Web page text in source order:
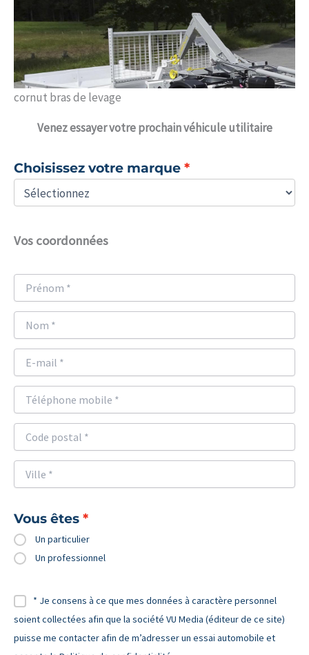
cornut bras de levage
Venezessayer votre prochain véhicule utilitaire
Choisissez votre marque
Vos coordonnées
Vous êtes
Un particulier
Un professionnel
* Je consens à ce que mes données à caractère personnel
soient collectées afin que la société VU Media (éditeur de ce site)
puisse me contacter afin de m’adresser un essai automobile et